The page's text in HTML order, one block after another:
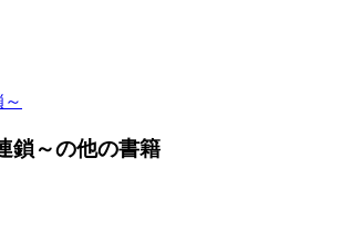
鎖～の他の書籍